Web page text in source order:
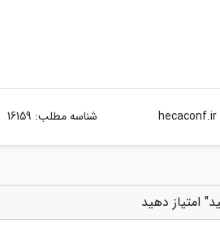
hecaconf.ir شناسه مطلب: 16159